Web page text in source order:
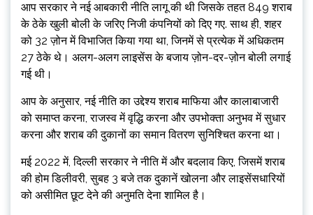
आप सरकार ने नई आबकारी नीति लागू की थी जिसके तहत 849 शराब
के ठेके खुली बोली के जरिए निजी कंपनियों को दिए गए. साथ ही, शहर
को 32 ज़ोन में विभाजित किया गया था, जिनमें से प्रत्येक में अधिकतम
27 ठेके थे। अलग-अलग लाइसेंस के बजाय ज़ोन-दर-ज़ोन बोली लगाई
गई थी।
आप के अनुसार, नई नीति का उद्देश्य शराब माफिया और कालाबाजारी
को समाप्त करना, राजस्व में वृद्धि करना और उपभोक्ता अनुभव में सुधार
करना और शराब की दुकानों का समान वितरण सुनिश्चित करना था।
मई 2022 में, दिल्ली सरकार ने नीति में और बदलाव किए, जिसमें शराब
की होम डिलीवरी, सुबह 3 बजे तक दुकानें खोलना और लाइसेंसधारियों
को असीमित छूट देने की अनुमति देना शामिल है।